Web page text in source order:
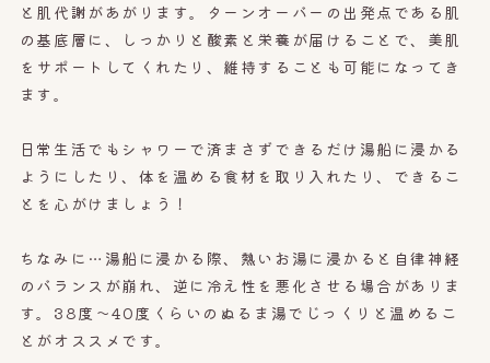
と肌代謝があがります。ターンオーバーの出発点である肌
の基底層に、しっかりと酸素と栄養が届けることで、美肌
をサポートしてくれたり、維持することも可能になってき
ます。
日常生活でもシャワーで済まさずできるだけ湯船に浸かる
ようにしたり、体を温める食材を取り入れたり、できるこ
とを心がけましょう！
ちなみに…湯船に浸かる際、熱いお湯に浸かると自律神経
のバランスが崩れ、逆に冷え性を悪化させる場合がありま
す。38度〜40度くらいのぬるま湯でじっくりと温めるこ
とがオススメです。